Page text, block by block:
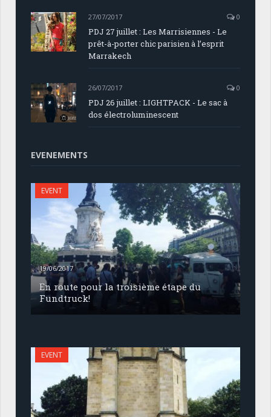
27/07/2017 0
PDJ 27 juillet : Les Marrisiennes - Le
prêt-à-porter chic parisien à l’esprit
Marrakech
26/07/2017 0
PDJ 26 juillet : LIGHTPACK - Le sac à
dos électroluminescent
EVENEMENTS
EVENT
19/06/2017
En route pour la troisième étape du
Fundtruck!
EVENT